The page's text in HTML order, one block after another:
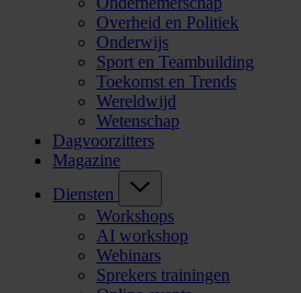
Overheid en Politiek
Onderwijs
Sport en Teambuilding
Toekomst en Trends
Wereldwijd
Wetenschap
Dagvoorzitters
Magazine
Diensten
Workshops
AI workshop
Webinars
Sprekers trainingen